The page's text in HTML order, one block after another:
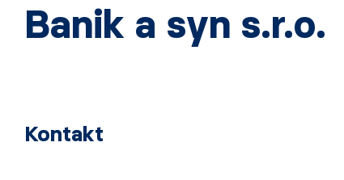
Banik a syn s.r.o.
Kontakt